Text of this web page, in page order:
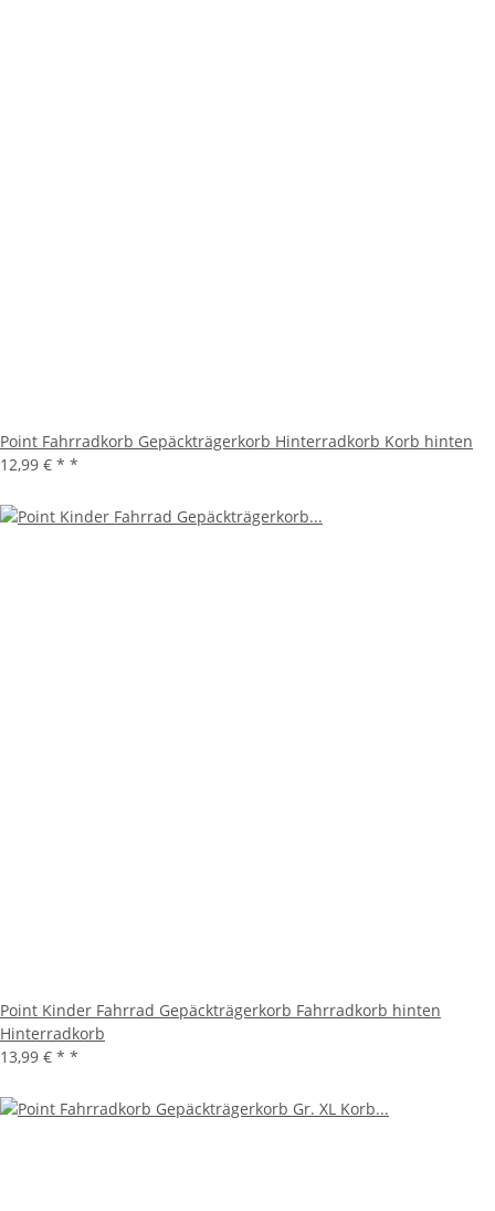
Point Fahrradkorb Gepäckträgerkorb Hinterradkorb Korb hinten
12,99 € * *
Point Kinder Fahrrad Gepäckträgerkorb Fahrradkorb hinten
Hinterradkorb
13,99 € * *